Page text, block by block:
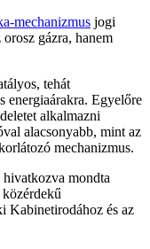
mechanizmus jogi
gázra, hanem
tehát
energiaárakra. Egyelőre
alkalmazni
alacsonyabb, mint az
mechanizmus.
mondta
Kabinetirodához és az